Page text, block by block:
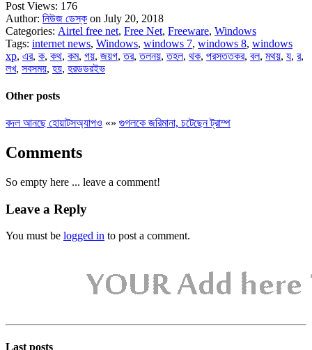
Post Views: 176
Author: নিউজ ডেস্ক on July 20, 2018
Categories: Airtel free net, Free Net, Freeware, Windows
Tags: internet news, Windows, windows 7, windows 8, windows
xp, এর, ক, কথ, কম, গয়, জয়গ,তর,তলনয়,তহল, থক, পরসততকর, বল, মথয়, য, র,
লখ, সবসময়, হয়, হরডডরইভ
Other posts
বদল আনছে হোয়াটসঅ্যাপও «» গুগলকে জরিমানা, চটেছেন ট্রাম্প
Comments
So empty here ... leave a comment!
Leave a Reply
You must be logged in to post a comment.
Last posts